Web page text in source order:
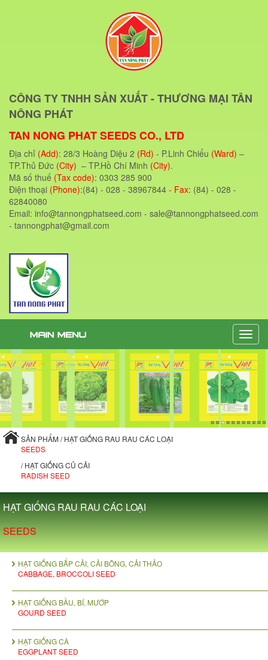
CÔNG TY TNHH SẢN XUẤT - THƯƠNG MẠI TÂN
NÔNG PHÁT
TAN NONG PHAT SEEDS CO., LTD
Địa chỉ (Add): 28/3 Hoàng Diệu 2 (Rd) - P.Linh Chiểu (Ward) –
TP.Thủ Đức (City) – TP.Hồ Chí Minh (City).
Mã số thuế (Tax code): 0303 285 900
Điện thoại (Phone):(84) - 028 - 38967844 - Fax: (84) - 028 -
62840080
Email: info@tannongphatseed.com - sale@tannongphatseed.com
- tannongphat@gmail.com
Toggle
SẢN PHẨM / HẠT GIỐNG RAU RAU CÁC LOẠI
SEEDS
/ HẠT GIỐNG CỦ CẢI
RADISH SEED
HẠT GIỐNG RAU RAU CÁC LOẠI
SEEDS
HẠT GIỐNG BẮP CẢI, CẢI BÔNG, CẢI THẢO
CABBAGE, BROCCOLI SEED
HẠT GIỐNG BẦU, BÍ, MƯỚP
GOURD SEED
HẠT GIỐNG CÀ
EGGPLANT SEED